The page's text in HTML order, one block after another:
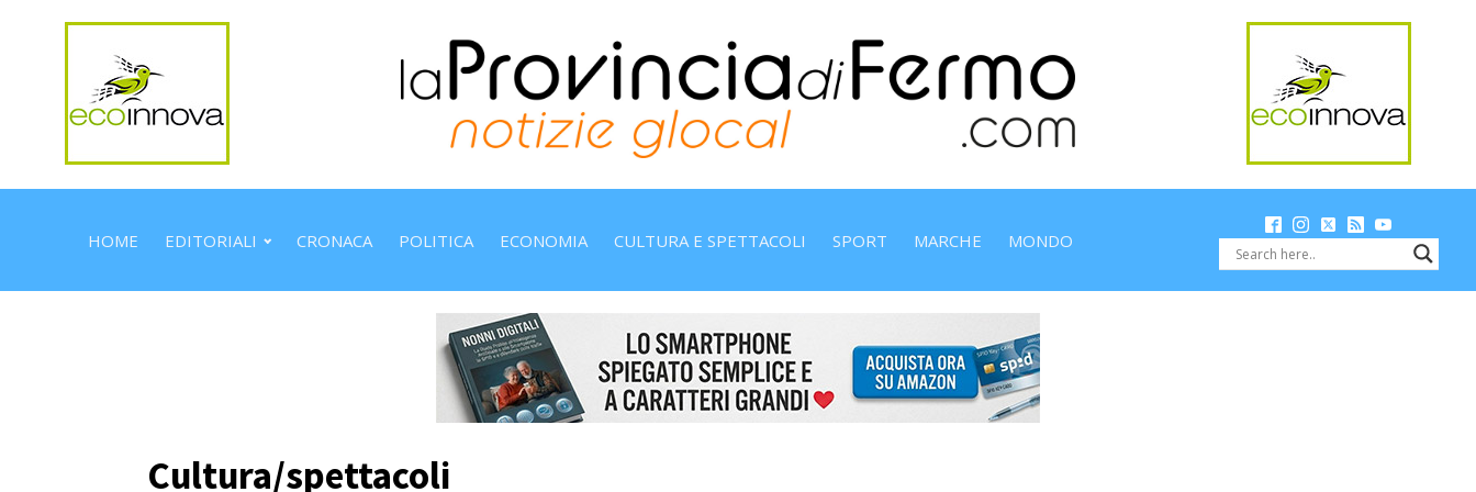
HOME EDITORIALI CRONACA POLITICA ECONOMIA CULTURA E SPETTACOLI SPORT MARCHE MONDO
Cultura/spettacoli